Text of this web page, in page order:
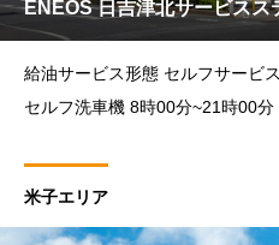
ENEOS 日吉津北サービスス
給油サービス形態 セルフサービス 営業時間 6時00分~24時00分
セルフ洗車機 8時00分~21時00分 スタッフ 8時00分~19時00分
米子エリア